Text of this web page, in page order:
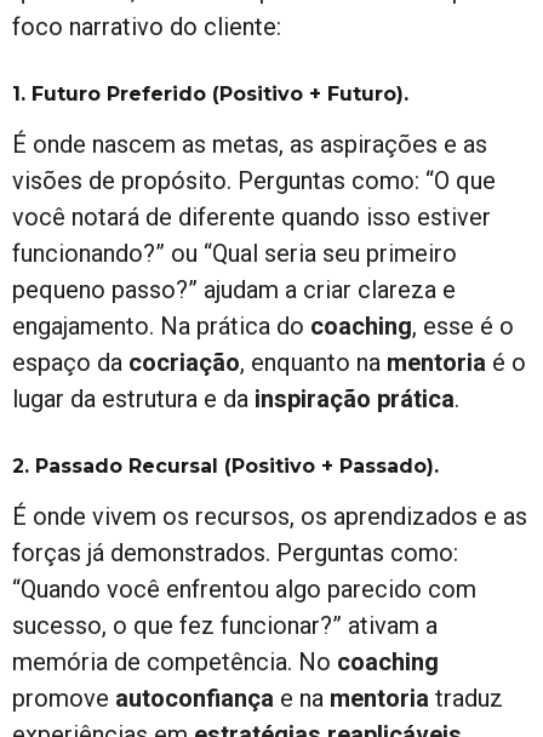
foco narrativo do cliente:
1. Futuro Preferido (Positivo + Futuro).
É onde nascem as metas, as aspirações e as
visões de propósito. Perguntas como: “O que
você notará de diferente quando isso estiver
funcionando?” ou “Qual seria seu primeiro
pequeno passo?” ajudam a criar clareza e
engajamento. Na prática do coaching, esse é o
espaço da cocriação, enquanto na mentoria é o
lugar da estrutura e da inspiração prática.
2. Passado Recursal (Positivo + Passado).
É onde vivem os recursos, os aprendizados e as
forças já demonstrados. Perguntas como:
“Quando você enfrentou algo parecido com
sucesso, o que fez funcionar?” ativam a
memória de competência. No coaching
promove autoconfiança e na mentoria traduz